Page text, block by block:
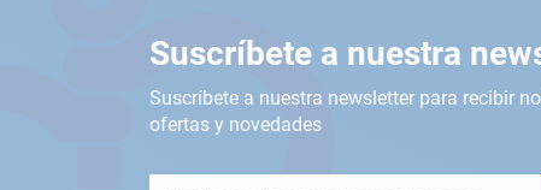
Suscríbete a nuestra
Suscríbete a nuestra newsletter para recibir
ofertas y novedades